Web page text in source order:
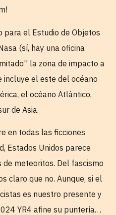
para el Estudio de Objetos
(sí, hay una oficina
la zona de impacto a
incluye el este del océano
el océano Atlántico,
de Asia.
en todas las ficciones
Estados Unidos parece
meteoritos. Del fascismo
claro que no. Aunque, si el
es nuestro presente y
YR4 afine su puntería…